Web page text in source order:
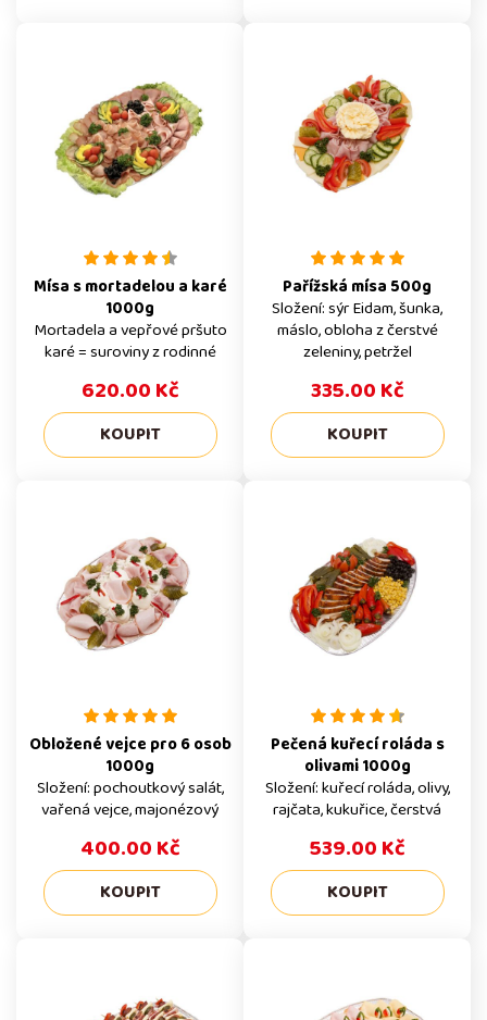
Mísa s mortadelou a karé
1000g
Mortadela a vepřové pršuto
karé = suroviny z rodinné
pršutérie Chovaneček
Složení: cherry rajčata,
mortadela, pršuto karé,
čerstvé okurky, černé olivy,
lolo salát, žlutá paprika,
620.00 Kč
Pařížská mísa 500g
Složení: sýr Eidam, šunka,
máslo, obloha z čerstvé
zeleniny, petržel
335.00 Kč
Obložené vejce pro 6 osob
1000g
Složení: pochoutkový salát,
vařená vejce, majonézový
přeliv, šunka, debrenínka,
okurka a kapie, petržel
400.00 Kč
Pečená kuřecí roláda s
olivami 1000g
Složení: kuřecí roláda, olivy,
rajčata, kukuřice, čerstvá
cibule a paprika, okurka
539.00 Kč